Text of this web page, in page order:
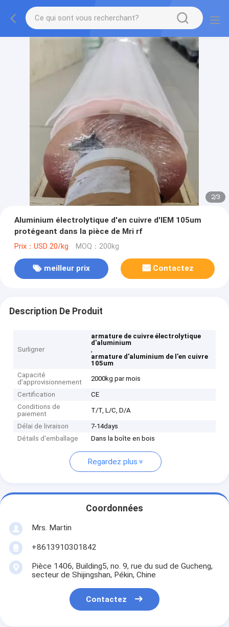
2/3
Aluminium électrolytique d'en cuivre d'IEM 105um
protégeant dans la pièce de Mri rf
Prix：USD 20/kg MOQ：200kg
meilleur prix Contactez
Description De Produit
Surligner
armature de cuivre électrolytique
d'aluminium
,
armature d'aluminium de l'en cuivre
105um
Capacité
d'approvisionnement
2000kg par mois
Certification
CE
Conditions de
paiement
T/T, L/C, D/A
Délai de livraison
7-14days
Détails d'emballage
Dans la boîte en bois
Regardez plus
Coordonnées
Mrs. Martin
+8613910301842
Pièce 1406, Building5, no. 9, rue du sud de Gucheng,
secteur de Shijingshan, Pékin, Chine
Contactez